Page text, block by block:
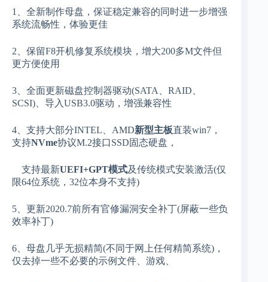
1、全新制作母盘，保证稳定兼容的同时进一步增强
系统流畅性，体验更佳
2、保留F8开机修复系统模块，增大200多M文件但
更方便使用
3、全面更新磁盘控制器驱动(SATA、RAID、
SCSI)、 导入USB3.0驱动 ，增强兼容性
4、支持大部分INTEL、AMD新型主板直装win7，
支持NVme协议M.2接口SSD固态硬盘，
支持最新UEFI+GPT模式及传统模式安装激活(仅
限64位系统，32位本身不支持)
5、更新2020.7前所有官修漏洞安全补丁(屏蔽一些负
效率补丁)
6、母盘几乎无损精简(不同于网上任何精简系统)，
仅去掉一些不必要的示例文件、 游戏、